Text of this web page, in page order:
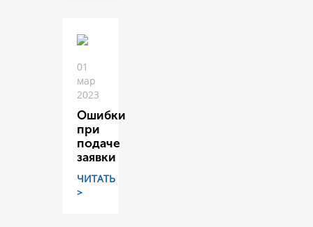
01
мар
2023
Ошибки
при
подаче
заявки
ЧИТАТЬ
>